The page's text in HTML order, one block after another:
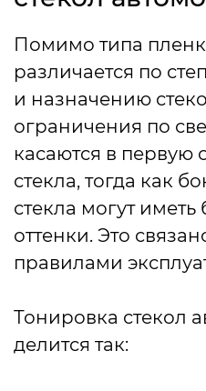
Помимо типа
различается по
и назначению
ограничения по
касаются в первую
стекла, тогда как
стекла могут
оттенки. Это
правилами
Тонировка стекол
делится так: